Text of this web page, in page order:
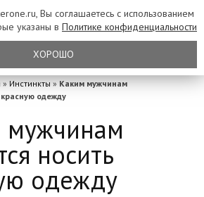
» Инстинкты » Каким мужчинам
одежду
мужчинам
носить
одежду
Вы соглашаетесь с использованием
указаны в Политике конфиденциальности
ХОРОШО